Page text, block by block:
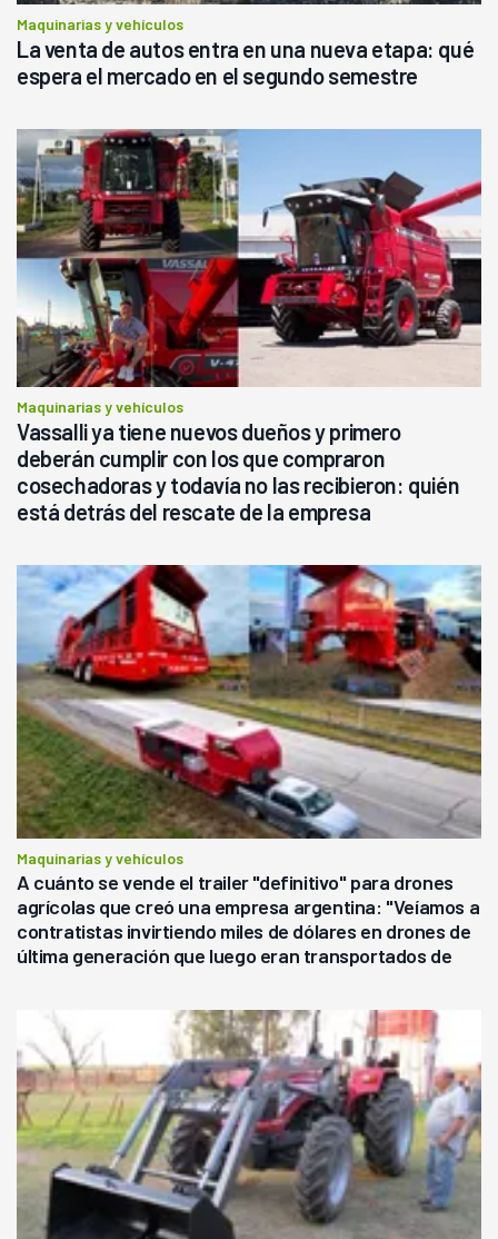
Maquinarias y vehículos
La venta de autos entra en una nueva etapa: qué
espera el mercado en el segundo semestre
Maquinarias y vehículos
Vassalli ya tiene nuevos dueños y primero
deberán cumplir con los que compraron
cosechadoras y todavía no las recibieron: quién
está detrás del rescate de la empresa
Maquinarias y vehículos
A cuánto se vende el trailer "definitivo" para drones
agrícolas que creó una empresa argentina: "Veíamos a
contratistas invirtiendo miles de dólares en drones de
última generación que luego eran transportados de